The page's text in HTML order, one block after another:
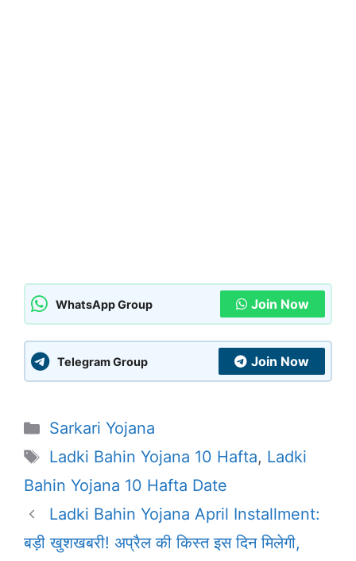
WhatsApp Group Join Now
Telegram Group Join Now
Categories
Sarkari Yojana
Tags
Ladki Bahin Yojana 10 Hafta, Ladki
Bahin Yojana 10 Hafta Date
Ladki Bahin Yojana April Installment:
बड़ी खुशखबरी! अप्रैल की किस्त इस दिन मिलेगी,